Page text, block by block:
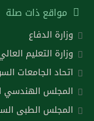
مواقع ذات صلة
وزارة الدفاع
وزارة التعليم
اتحاد الجامعات
المجلس الهندسي
المجلس الطبى